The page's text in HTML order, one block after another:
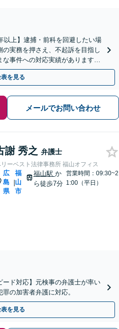
以上】逮捕・前科を回避したい場
実務を押さえ、不起訴を目指し
事件への対応実績があります。
1分】
を見る
メールでお問い合わせ
謝 秀之 弁護士
ーベスト法律事務所 福山オフィス
広
島
県
|
福
山
市
福山駅 か
ら徒歩7分
営業時間：09:30~2
1:00（平日）
ード対応】元検事の弁護士が率い
の加害者弁護に対応。
を見る